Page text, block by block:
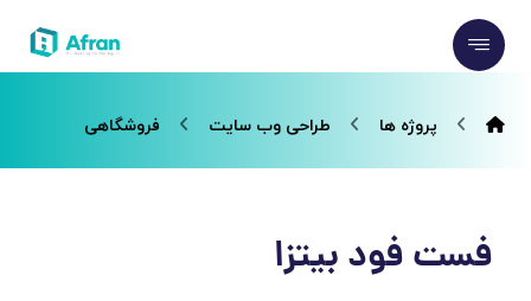
پروژه ها طراحی وب سایت فروشگاهی
فست فود بیتزا